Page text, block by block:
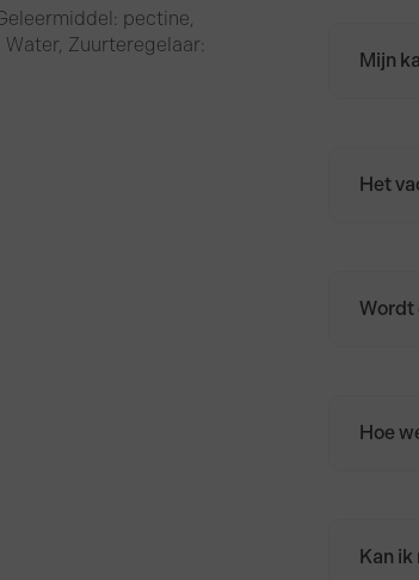
pectine,
Zuurteregelaar:
Mijn
Het
Wordt
Hoe
Kan